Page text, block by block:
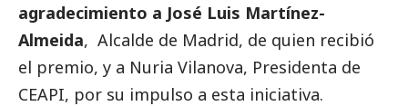
agradecimiento a José Luis Martínez-
Almeida, Alcalde de Madrid, de quien recibió
el premio, y a Nuria Vilanova, Presidenta de
CEAPI, por su impulso a esta iniciativa.